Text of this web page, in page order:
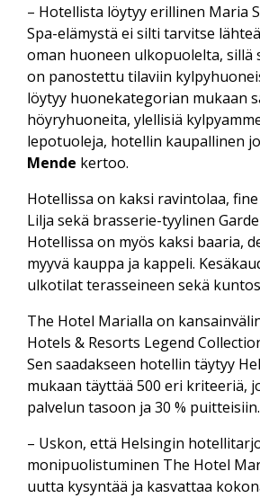
– Hotellista löytyy erillinen Maria
Spa-elämystä ei silti tarvitse
oman huoneen ulkopuolelta, sillä
on panostettu tilaviin
löytyy huonekategorian mukaan
höyryhuoneita, ylellisiä
lepotuoleja, hotellin kaupallinen
Mende kertoo.
Hotellissa on kaksi ravintolaa,
Lilja sekä brasserie-tyylinen
Hotellissa on myös kaksi baaria,
myyvä kauppa ja kappeli.
ulkotilat terasseineen sekä
The Hotel Marialla on
Hotels & Resorts Legend
Sen saadakseen hotellin täytyy
mukaan täyttää 500 eri kriteeriä,
palvelun tasoon ja 30 % puitteisiin.
– Uskon, että Helsingin
monipuolistuminen The Hotel
uutta kysyntää ja kasvattaa